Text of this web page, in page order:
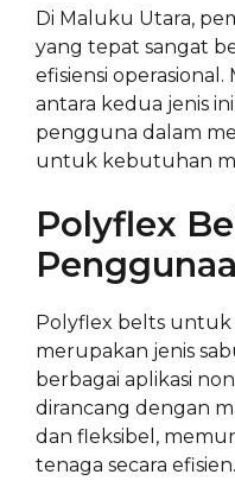
Di Maluku Utara,
yang tepat sangat
efisiensi
antara kedua jenis
pengguna dalam
untuk kebutuhan
Polyflex
Polyflex belts
merupakan jenis
berbagai aplikasi
dirancang dengan
dan fleksibel,
tenaga secara efisien.